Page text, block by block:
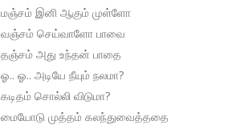
மஞ்சம் இனி ஆகும் முள்ளோ
வஞ்சம் செய்வாளோ பாவை
தஞ்சம் அது உந்தன் பாதை
ஓ.. ஓ.. அடியே நீயும் நலமா?
கடிதம் சொல்லி விடுமா?
மையோடு முத்தம் கலந்துவைத்ததை